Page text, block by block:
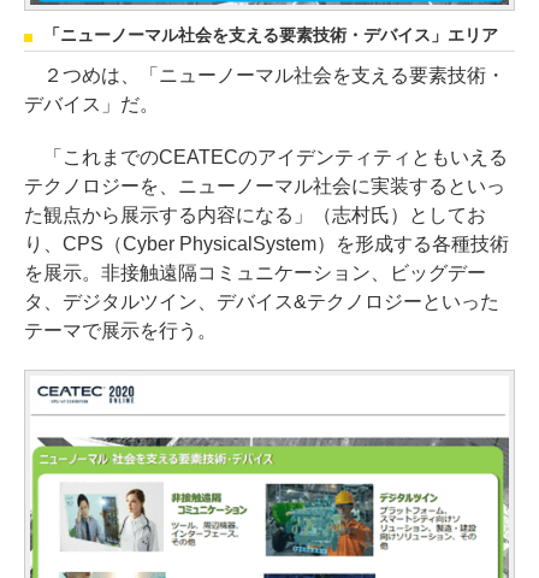
「ニューノーマル社会を支える要素技術・デバイス」エリア
２つめは、「ニューノーマル社会を支える要素技術・
デバイス」だ。
「これまでのCEATECのアイデンティティともいえる
テクノロジーを、ニューノーマル社会に実装するといっ
た観点から展示する内容になる」（志村氏）としてお
り、CPS（Cyber PhysicalSystem）を形成する各種技術
を展示。非接触遠隔コミュニケーション、ビッグデー
タ、デジタルツイン、デバイス&テクノロジーといった
テーマで展示を行う。